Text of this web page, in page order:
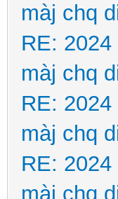
màj chq
RE:
màj chq
RE:
màj chq
RE:
màj chq